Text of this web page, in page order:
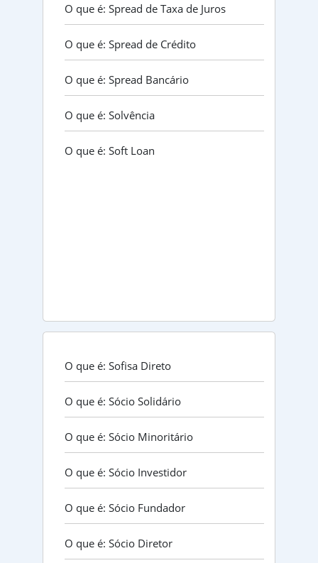
O que é: Spread de Taxa de Juros
O que é: Spread de Crédito
O que é: Spread Bancário
O que é: Solvência
O que é: Soft Loan
O que é: Sofisa Direto
O que é: Sócio Solidário
O que é: Sócio Minoritário
O que é: Sócio Investidor
O que é: Sócio Fundador
O que é: Sócio Diretor